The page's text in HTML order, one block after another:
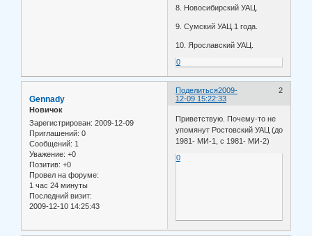
8. Новосибирский УАЦ.
9. Сумский УАЦ.1 года.
10. Ярославский УАЦ.
0
Поделиться 2
2009-
12-09 15:22:33
Gennady
Новичок
Зарегистрирован: 2009-12-09
Приглашений: 0
Сообщений: 1
Уважение: +0
Позитив: +0
Провел на форуме:
1 час 24 минуты
Последний визит:
2009-12-10 14:25:43
Приветствую. Почему-то не
упомянут Ростовский УАЦ (до
1981- МИ-1, с 1981- МИ-2)
0